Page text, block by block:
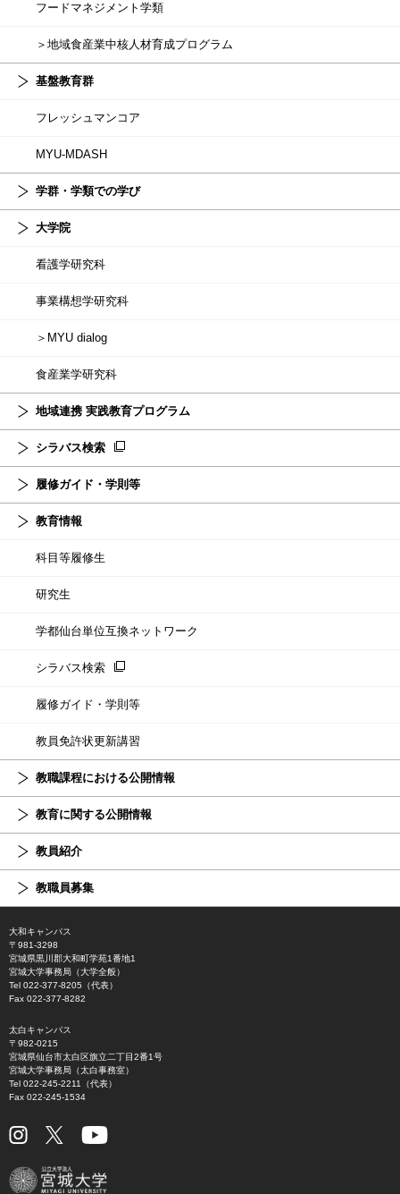
フードマネジメント学類
＞地域食産業中核人材育成プログラム
基盤教育群
フレッシュマンコア
MYU-MDASH
学群・学類での学び
大学院
看護学研究科
事業構想学研究科
＞MYU dialog
食産業学研究科
地域連携 実践教育プログラム
シラバス検索
履修ガイド・学則等
教育情報
科目等履修生
研究生
学都仙台単位互換ネットワーク
シラバス検索
履修ガイド・学則等
教員免許状更新講習
教職課程における公開情報
教育に関する公開情報
教員紹介
教職員募集
大和キャンパス
〒981-3298
宮城県黒川郡大和町学苑1番地1
宮城大学事務局（大学全般）
Tel 022-377-8205（代表）
Fax 022-377-8282
太白キャンパス
〒982-0215
宮城県仙台市太白区旗立二丁目2番1号
宮城大学事務局（太白事務室）
Tel 022-245-2211（代表）
Fax 022-245-1534